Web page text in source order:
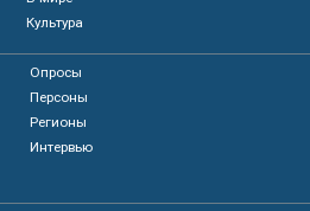
Культура
Опросы
Персоны
Регионы
Интервью